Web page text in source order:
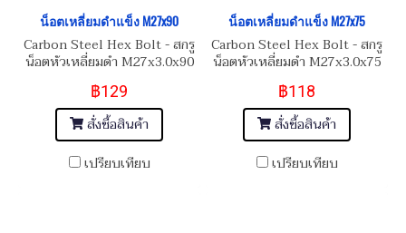
น็อตเหลี่ยมดำแข็ง M27x90
Carbon Steel Hex Bolt - สกรู
น็อตหัวเหลี่ยมดำ M27x3.0x90
฿129
สั่งซื้อสินค้า
เปรียบเทียบ
น็อตเหลี่ยมดำแข็ง M27x75
Carbon Steel Hex Bolt - สกรู
น็อตหัวเหลี่ยมดำ M27x3.0x75
฿118
สั่งซื้อสินค้า
เปรียบเทียบ